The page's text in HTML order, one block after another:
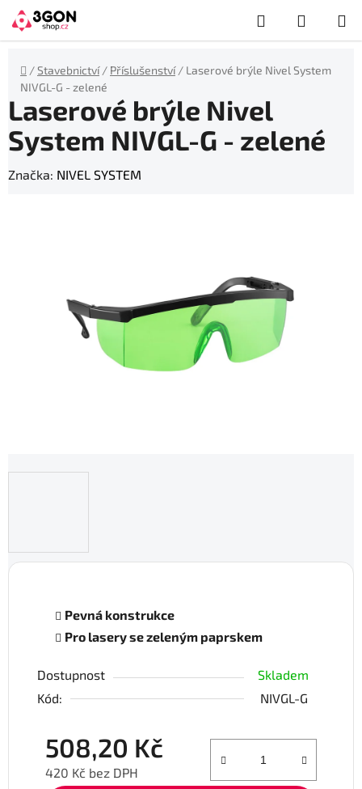
Přejít
na
obsah
Hledat
KOŠÍK
Domů
/Stavebnictví / Příslušenství / Laserové brýle Nivel System
NIVGL-G - zelené
Pevná konstrukce
Pro lasery se zeleným paprskem
Dostupnost
Skladem
Kód:
NIVGL-G
508,20 Kč
420 Kč bez DPH
Laserové brýle Nivel
System NIVGL-G - zelené
Značka: NIVEL SYSTEM